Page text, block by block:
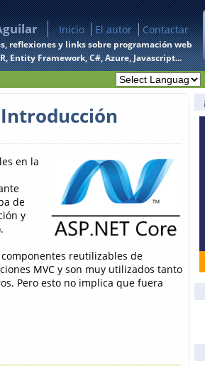
Inicio El autor Contactar
reflexiones y links sobre programación web
Entity Framework, C#, Azure, Javascript...
Introducción
en la
de
y
reutilizables de
MVC y son muy utilizados tanto
Pero esto no implica que fuera